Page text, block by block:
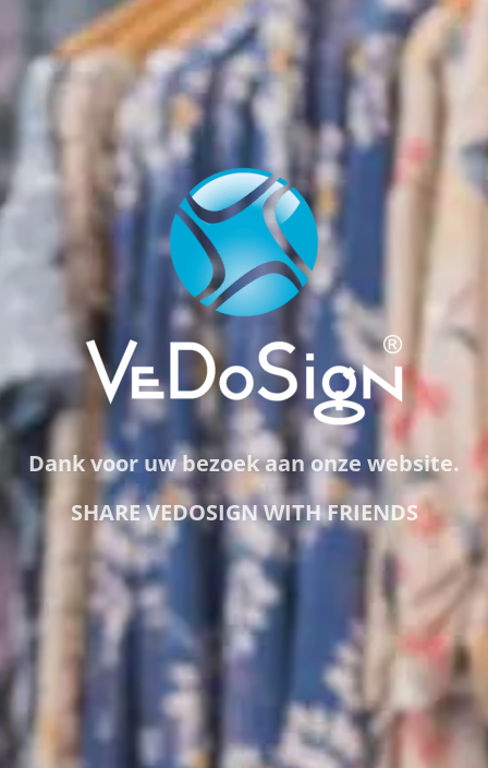
Dank voor uw bezoek aan onze website.
SHARE VEDOSIGN WITH FRIENDS